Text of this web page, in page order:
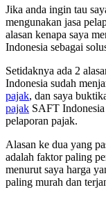
Jika anda ingin tau
mengunakan jasa
alasan kenapa saya
Indonesia sebagai
Setidaknya ada 2
Indonesia sudah
pajak, dan saya
pajak SAFT
pelaporan pajak.
Alasan ke dua yang
adalah faktor paling
menurut saya harga
paling murah dan